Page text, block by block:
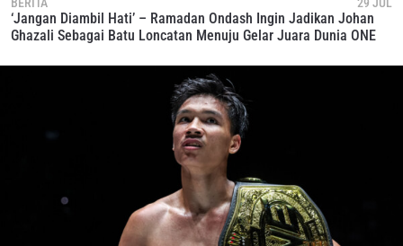
‘Jangan Diambil Hati’ – Ramadan Ondash Ingin Jadikan Johan
Ghazali Sebagai Batu Loncatan Menuju Gelar Juara Dunia ONE